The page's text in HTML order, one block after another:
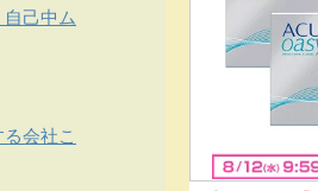
己中ム
会社こ